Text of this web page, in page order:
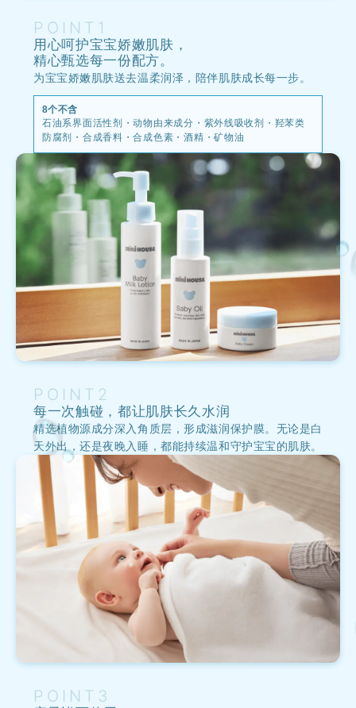
POINT1
用心呵护宝宝娇嫩肌肤，
精心甄选每一份配方。
为宝宝娇嫩肌肤送去温柔润泽，陪伴肌肤成长每一步。
8个不含
石油系界面活性剂・动物由来成分・紫外线吸收剂・羟苯类
防腐剂・合成香料・合成色素・酒精・矿物油
POINT2
每一次触碰，都让肌肤长久水润
精选植物源成分深入角质层，形成滋润保护膜。无论是白
天外出，还是夜晚入睡，都能持续温和守护宝宝的肌肤。
POINT3